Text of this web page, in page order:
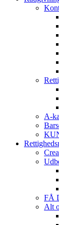
A-
FÅ
Alt